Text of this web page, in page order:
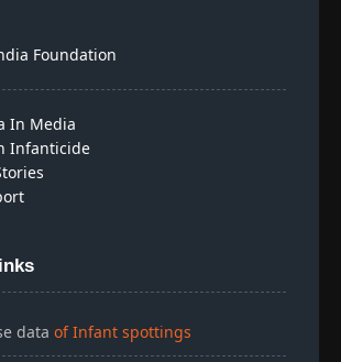
Foundation
In Media
Infanticide
data of Infant spottings